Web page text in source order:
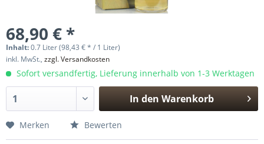
68,90 € *
Inhalt:0.7 Liter (98,43 € * / 1 Liter)
inkl. MwSt., zzgl. Versandkosten
Sofort versandfertig, Lieferung innerhalb von 1-3 Werktagen
In den Warenkorb
Merken Bewerten